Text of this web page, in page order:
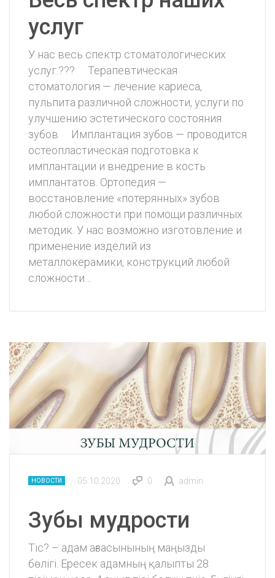
услуг
У нас весь спектр стоматологических
услуг.??? ⠀ Терапевтическая
стоматология — лечение кариеса,
пульпита различной сложности, услуги по
улучшению эстетического состояния
зубов ⠀ Имплантация зубов — проводится
остеопластическая подготовка к
имплантации и внедрение в кость
имплантатов. Ортопедия —
восстановление «потерянных» зубов
любой сложности при помощи различных
методик. У нас возможно изготовление и
применение изделий из
металлокерамики, конструкций любой
сложности…
НОВОСТИ 05.10.2020 0 admin
Зубы мудрости
Тіс? – адам ағзасынының маңызды
бөлігі. Ересек адамның қалыпты 28